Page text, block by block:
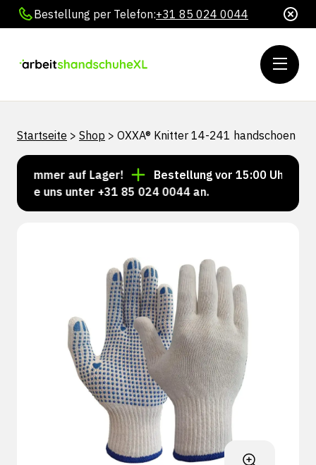
Bestellung per Telefon:+31 85 024 0044
Startseite > Shop > OXXA® Knitter 14-241 handschoen
immer auf Lager!
Bestellung vor 15:00 Uhr =
uns unter +31 85 024 0044 an.